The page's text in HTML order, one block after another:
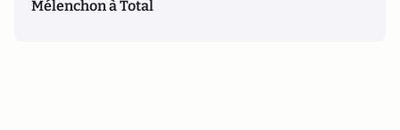
Mélenchon à Total